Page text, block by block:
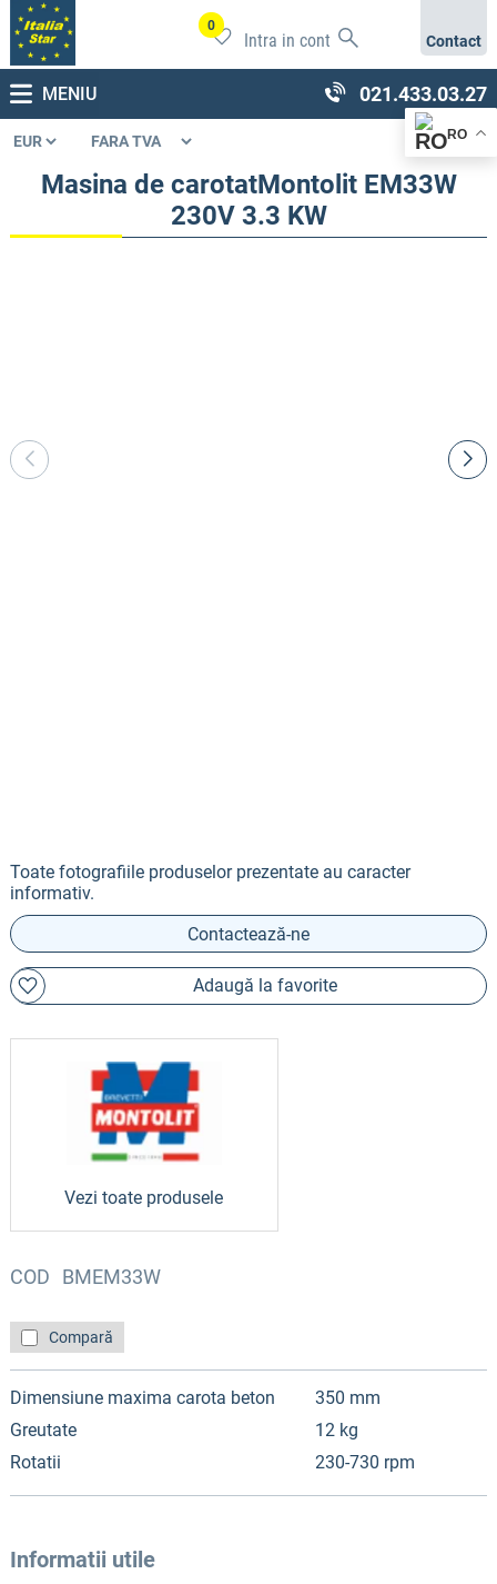
0
Intra in cont Contact
MENIU 021.433.03.27
Masina de carotatMontolit EM33W
230V 3.3 KW
Toate fotografiile produselor prezentate au caracter
informativ.
Compară
Dimensiune maxima carota beton
350 mm
Greutate
12 kg
Rotatii
230-730 rpm
Informatii utile
COD BMEM33W
Contactează-ne
Adaugă la favorite
Vezi toate produsele
RO